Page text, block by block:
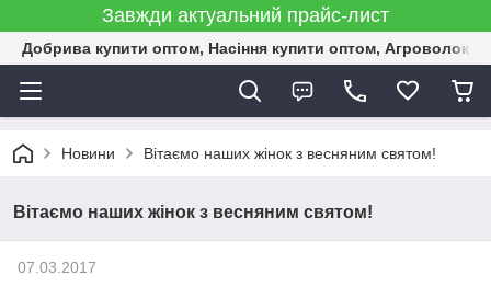
Завжди актуальний прайс-лист
Добрива купити оптом, Насіння купити оптом,
Новини Вітаємо наших жінок з весняним святом!
Вітаємо наших жінок з весняним святом!
07.03.2017